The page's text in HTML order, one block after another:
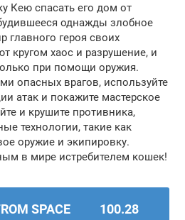
Кею спасать его дом от
однажды злобное
главного героя своих
кругом хаос и разрушение, и
при помощи оружия.
опасных врагов, используйте
атак и покажите мастерское
и крушите противника,
технологии, такие как
оружие и экипировку.
в мире истребителем кошек!
SPACE
100.28